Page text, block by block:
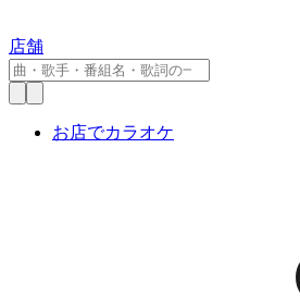
店舗
お店でカラオケ